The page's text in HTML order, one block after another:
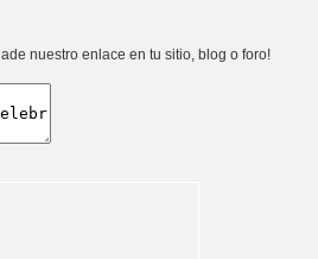
nuestro enlace en tu sitio, blog o foro!